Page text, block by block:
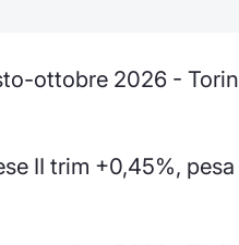
ottobre 2026 -
II trim +0,45%,